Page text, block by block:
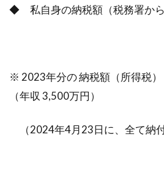
◆ 私自身の納税額（税務署から
※ 2023年分の 納税額（所得税
（年収 3,500万円）
（2024年4月23日に、全て納付